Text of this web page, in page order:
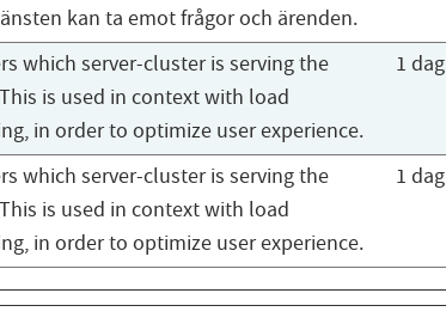
kan ta emot frågor och ärenden.
which server-cluster is serving the
is used in context with load
in order to optimize user experience.
1 dag
which server-cluster is serving the
is used in context with load
in order to optimize user experience.
1 dag